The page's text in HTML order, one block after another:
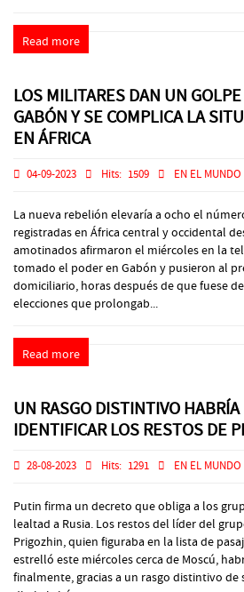
Read more
LOS MILITARES DAN UN
GABÓN Y SE COMPLICA LA
EN ÁFRICA
04-09-2023 Hits: 1509 EN EL MUNDO
La nueva rebelión elevaría a ocho el
registradas en África central y occidental
amotinados afirmaron el miércoles en la
tomado el poder en Gabón y pusieron al
domiciliario, horas después de que fuese
elecciones que prolongab...
Read more
UN RASGO DISTINTIVO
IDENTIFICAR LOS RESTOS DE
28-08-2023 Hits: 1291 EN EL MUNDO
Putin firma un decreto que obliga a los
lealtad a Rusia. Los restos del líder del
Prigozhin, quien figuraba en la lista de
estrelló este miércoles cerca de Moscú,
finalmente, gracias a un rasgo distintivo de